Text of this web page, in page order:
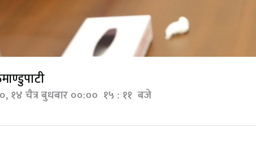
१४ चैत्र बुधबार ००:०० १५ : ११ बजे